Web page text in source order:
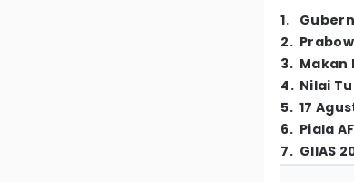
1.
2.
3. Makan
4. Nilai
5. 17
6. Piala
7. GIIAS